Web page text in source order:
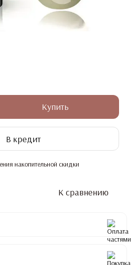
Купить
В кредит
накопительной скидки
К сравнению